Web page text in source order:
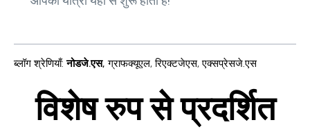
ब्लॉग श्रेणियाँ: नोडजे.एस, ग्राफक्यूएल,रिएक्टजेएस,एक्सप्रेसजे.एस
विशेष रुप से प्रदर्शित